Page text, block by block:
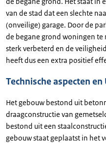
van de stad dat een slechte
(onveilige) garage. Door de
de begane grond woningen te
sterk verbeterd en de
heeft dus een extra positief
Technische aspecten
Het gebouw bestond uit
draagconstructie van
bestond uit een
gebouw staat geplaatst in het